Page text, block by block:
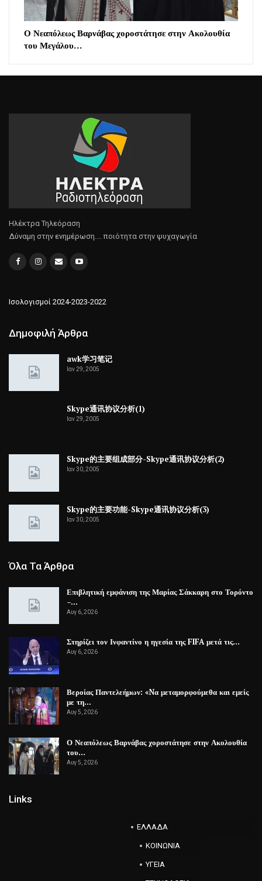
Ο Νεαπόλεως Βαρνάβας χοροστάτησε στην Ακολουθία
του Μεγάλου…
Ηλέκτρα Τηλεόραση
Δύναμη στην ενημέρωση.... ποιότητα στην ψυχαγωγία
Ισολογισμοί 2024-2023-2022
Δημοφιλή Άρθρα
awk学习笔记
Ιαν 29, 2005
Skype通讯协议分析(1)
Ιαν 29, 2005
Skype的主要组成部分-Skype通讯协议分析(2)
Ιαν 30, 2005
Skype的主要功能-Skype通讯协议分析(3)
Ιαν 30, 2005
Όλα Τα Άρθρα
Επιβλητική εμφάνιση της Μαρίας Σάκκαρη στο Τορόντο
–…
Αυγ 6, 2026
Στηρίζει τον Ινφαντίνο η ηγεσία της FIFA μετά τις…
Αυγ 6, 2026
Βεροίας Παντελεήμων: «Nα μεταμορφούμεθα και εμείς
με τη…
Αυγ 5, 2026
Ο Νεαπόλεως Βαρνάβας χοροστάτησε στην Ακολουθία
του…
Αυγ 5, 2026
Links
ΕΛΛΑΔΑ
ΚΟΙΝΩΝΙΑ
ΥΓΕΙΑ